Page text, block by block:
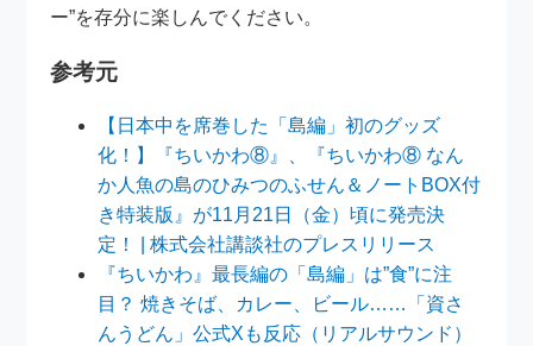
ー”を存分に楽しんでください。
参考元
【日本中を席巻した「島編」初のグッズ
化！】『ちいかわ⑧』、『ちいかわ⑧ なん
か人魚の島のひみつのふせん＆ノートBOX付
き特装版』が11月21日（金）頃に発売決
定！ | 株式会社講談社のプレスリリース
『ちいかわ』最長編の「島編」は”食”に注
目？ 焼きそば、カレー、ビール……「資さ
んうどん」公式Xも反応（リアルサウンド）